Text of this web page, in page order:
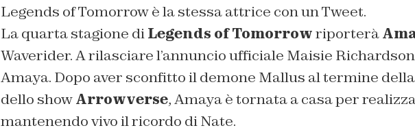
Legends of Tomorrow è la stessa attrice con un Tweet.
La quarta stagione diLegends of Tomorrowriporterà
Waverider. A rilasciare l’annuncio ufficiale Maisie
Amaya. Dopo aver sconfitto il demone Mallus al termine
dello showArrowverse, Amaya è tornata a casa per
mantenendo vivo il ricordo di Nate.